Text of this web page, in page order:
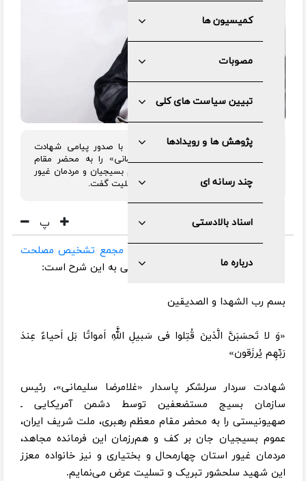
کمیسیون ها
مصوبات
تبیین سیاست های کلی
پژوهش ها و رویدادها
چند رسانه ای
اسناد بالادستی
درباره ما
رئیس مجمع تشخیص مصلحت نظام با صدور پیامی شهادت
سردار سرلشکر پاسدار «غلامرضا سلیمانی» را به محضر مقام
معظم رهبری، ملت شریف ایران، عموم بسیجیان و مردمان غیور
استان چهارمحال و بختیاری تبریک و تسلیت گفت.
پ
مجمع تشخیص مصلحت
، متن پیام آیت الله آملی لاریجانی به این شرح است:
بسم‌ رب الشهدا و الصدیقین
«وَ لا تَحسَبَنَّ الَّذینَ قُتِلوا فی سَبیلِ اللَّهِ اَمواتًا بَل اَحیاءٌ عِندَ
رَبِّهِم ‌یُرزَقون»
شهادت سردار سرلشکر پاسدار «غلامرضا سلیمانی»، رئیس
سازمان بسیج مستضعفین توسط دشمن آمریکایی ـ
صهیونیستی را به محضر مقام معظم رهبری، ملت شریف ایران،
عموم بسیجیان جان بر کف و هم‌رزمان این فرمانده مجاهد،
مردمان غیور استان چهارمحال و بختیاری و نیز خانواده معزز
این شهید سلحشور تبریک و تسلیت عرض می‌نمایم.